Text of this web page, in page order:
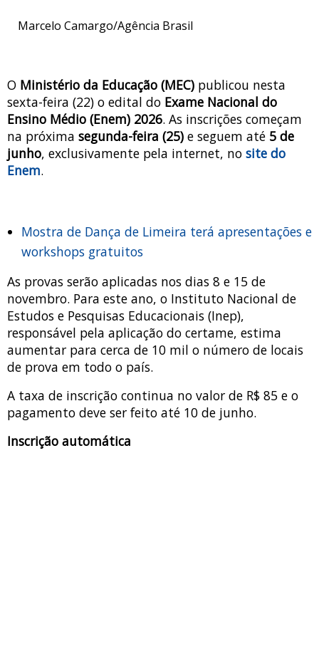
Marcelo Camargo/Agência Brasil
O Ministério da Educação (MEC) publicou nesta
sexta-feira (22) o edital do Exame Nacional do
Ensino Médio (Enem) 2026. As inscrições começam
na próxima segunda-feira (25) e seguem até 5 de
junho, exclusivamente pela internet, no site do
Enem.
Mostra de Dança de Limeira terá apresentações e
workshops gratuitos
As provas serão aplicadas nos dias 8 e 15 de
novembro. Para este ano, o Instituto Nacional de
Estudos e Pesquisas Educacionais (Inep),
responsável pela aplicação do certame, estima
aumentar para cerca de 10 mil o número de locais
de prova em todo o país.
A taxa de inscrição continua no valor de R$ 85 e o
pagamento deve ser feito até 10 de junho.
Inscrição automática